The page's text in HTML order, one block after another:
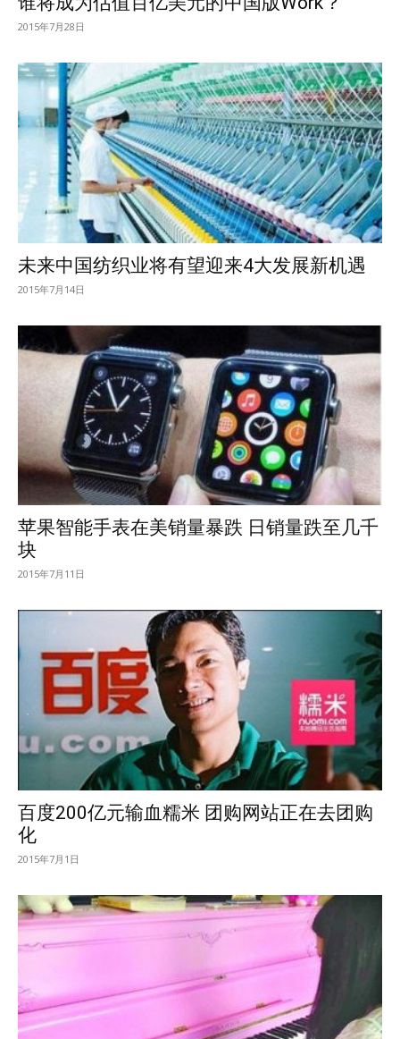
2015年7月28日
未来中国纺织业将有望迎来4大发展新机遇
2015年7月14日
苹果智能手表在美销量暴跌 日销量跌至几千
块
2015年7月11日
百度200亿元输血糯米 团购网站正在去团购
化
2015年7月1日